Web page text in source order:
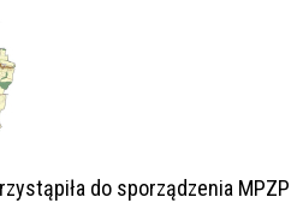
do sporządzenia MPZP